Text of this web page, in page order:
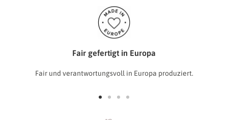
Fair gefertigt in Europa
Fair und verantwortungsvoll in Europa produziert.